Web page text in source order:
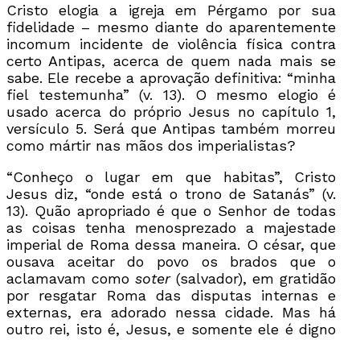
Cristo elogia a igreja em Pérgamo por sua
fidelidade – mesmo diante do aparentemente
incomum incidente de violência física contra
certo Antipas, acerca de quem nada mais se
sabe. Ele recebe a aprovação definitiva: “minha
fiel testemunha” (v. 13). O mesmo elogio é
usado acerca do próprio Jesus no capítulo 1,
versículo 5. Será que Antipas também morreu
como mártir nas mãos dos imperialistas?
“Conheço o lugar em que habitas”, Cristo
Jesus diz, “onde está o trono de Satanás” (v.
13). Quão apropriado é que o Senhor de todas
as coisas tenha menosprezado a majestade
imperial de Roma dessa maneira. O césar, que
ousava aceitar do povo os brados que o
aclamavam comosoter(salvador), em gratidão
por resgatar Roma das disputas internas e
externas, era adorado nessa cidade. Mas há
outro rei, isto é, Jesus, e somente ele é digno